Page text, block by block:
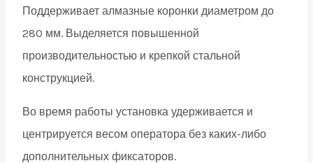
Поддерживает алмазные коронки диаметром до
280 мм. Выделяется повышенной
производительностью и крепкой стальной
конструкцией.
Во время работы установка удерживается и
центрируется весом оператора без каких-либо
дополнительных фиксаторов.